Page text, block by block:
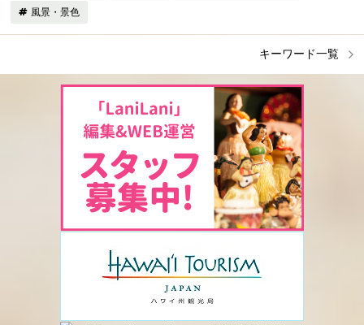
風景・景色
キーワード一覧